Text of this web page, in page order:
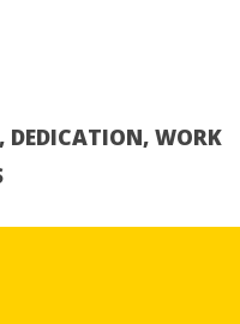
DEDICATION, WORK